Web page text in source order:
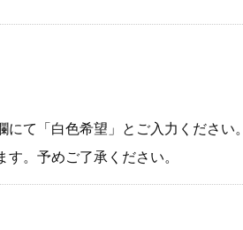
て「白色希望」とご入力ください。
。予めご了承ください。